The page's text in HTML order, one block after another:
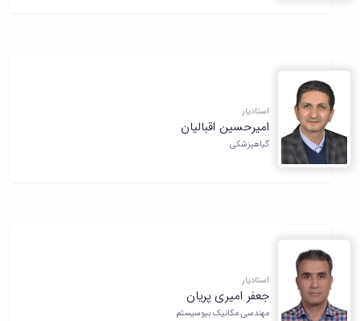
استادیار
امیرحسین اقبالیان
گیاهپزشکی
استادیار
جعفر امیری پریان
مهندسی مکانیک بیوسیستم